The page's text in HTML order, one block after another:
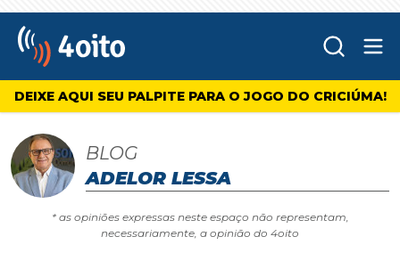
4oito
DEIXE AQUI SEU PALPITE PARA O JOGO DO CRICIÚMA!
BLOG
ADELOR LESSA
* as opiniões expressas neste espaço não representam,
necessariamente, a opinião do 4oito